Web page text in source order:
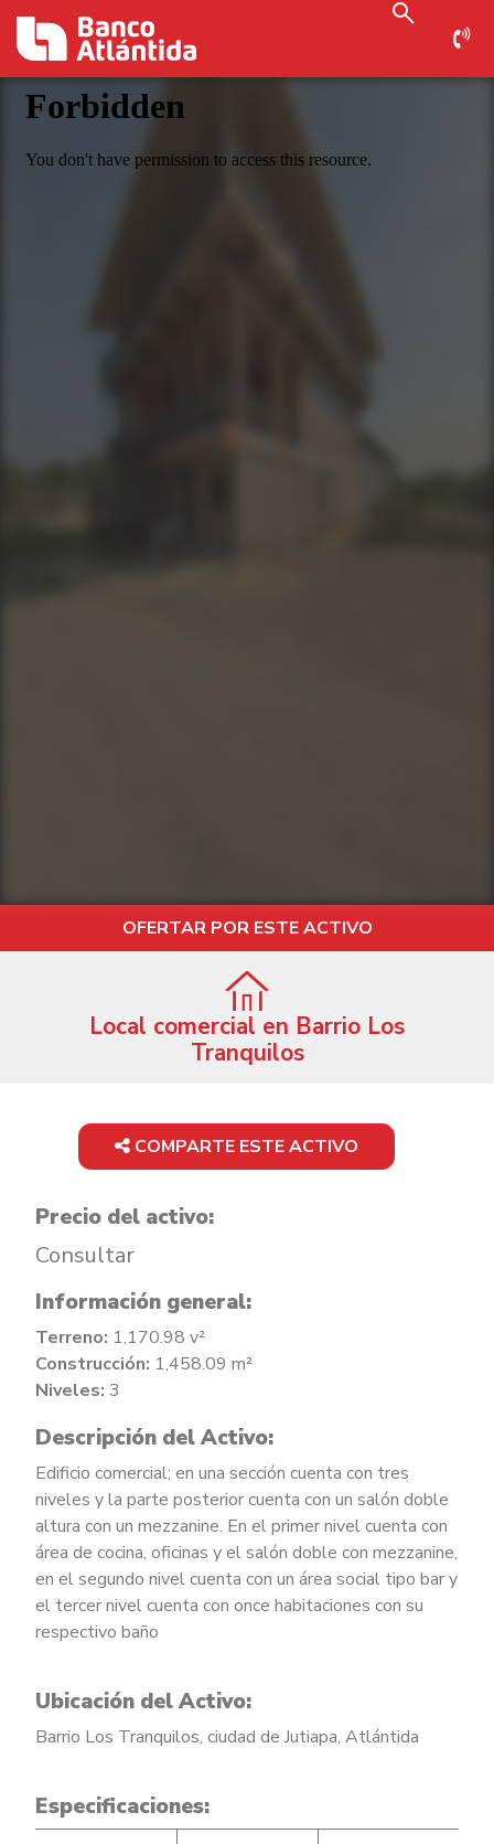
OFERTAR POR ESTE ACTIVO
Local comercial en Barrio Los
Tranquilos
COMPARTE ESTE ACTIVO
Precio del activo:
Consultar
Información general:
Terreno: 1,170.98 v²
Construcción: 1,458.09 m²
Niveles: 3
Descripción del Activo:
Edificio comercial; en una sección cuenta con tres
niveles y la parte posterior cuenta con un salón doble
altura con un mezzanine. En el primer nivel cuenta con
área de cocina, oficinas y el salón doble con mezzanine,
en el segundo nivel cuenta con un área social tipo bar y
el tercer nivel cuenta con once habitaciones con su
respectivo baño
Ubicación del Activo:
Barrio Los Tranquilos, ciudad de Jutiapa, Atlántida
Especificaciones: